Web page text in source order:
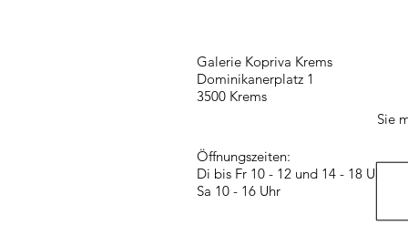
Galerie Kopriva Krems
Dominikanerplatz 1
3500 Krems
Öffnungszeiten:
Di bis Fr 10 - 12 und 14 - 18 Uhr
Sa 10 - 16 Uhr
Sie